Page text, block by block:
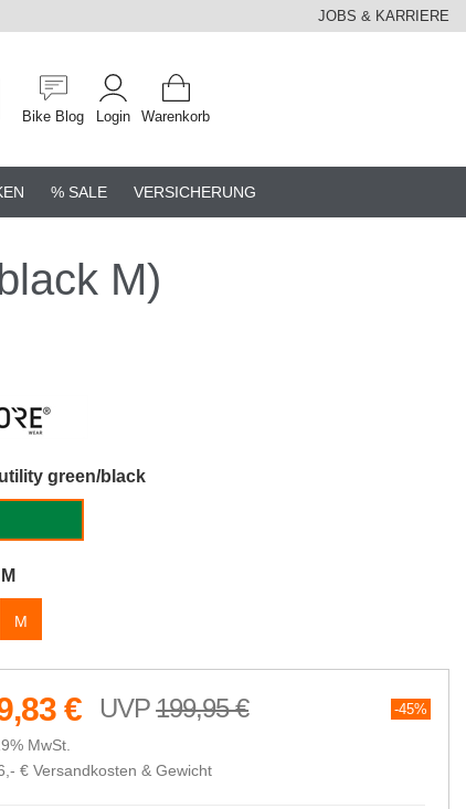
JOBS & KARRIERE
Bike Blog Login Warenkorb
% SALE VERSICHERUNG
M)
utility green/black
M
M
199,95 € 45%
€
MwSt.
€ Versandkosten & Gewicht